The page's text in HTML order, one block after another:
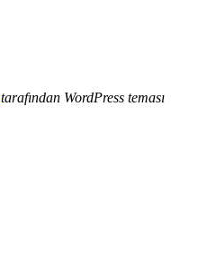
tarafından WordPress teması